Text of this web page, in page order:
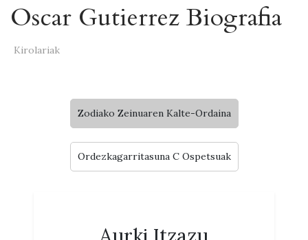
Oscar Gutierrez Biografia
Kirolariak
Zodiako Zeinuaren Kalte-Ordaina
Ordezkagarritasuna C Ospetsuak